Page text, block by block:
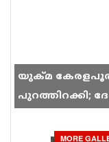
യുക്മ
പുറത്തിറക്കി;
MORE